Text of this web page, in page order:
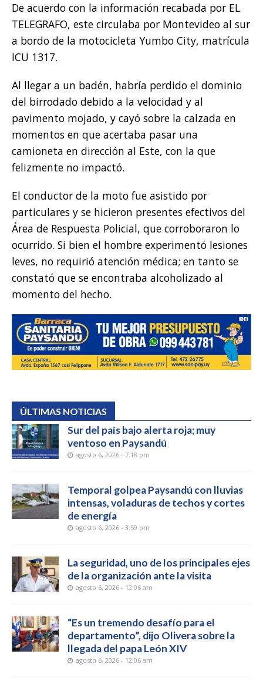
De acuerdo con la información recabada por EL
TELEGRAFO, este circulaba por Montevideo al sur
a bordo de la motocicleta Yumbo City, matrícula
ICU 1317.
Al llegar a un badén, habría perdido el dominio
del birrodado debido a la velocidad y al
pavimento mojado, y cayó sobre la calzada en
momentos en que acertaba pasar una
camioneta en dirección al Este, con la que
felizmente no impactó.
El conductor de la moto fue asistido por
particulares y se hicieron presentes efectivos del
Área de Respuesta Policial, que corroboraron lo
ocurrido. Si bien el hombre experimentó lesiones
leves, no requirió atención médica; en tanto se
constató que se encontraba alcoholizado al
momento del hecho.
ÚLTIMAS NOTICIAS
Sur del país bajo alerta roja; muy
ventoso en Paysandú
agosto 6, 2026 - 7:18 pm
Temporal golpea Paysandú con lluvias
intensas, voladuras de techos y cortes
de energía
agosto 6, 2026 - 3:59 pm
La seguridad, uno de los principales ejes
de la organización ante la visita
agosto 6, 2026 - 12:06 am
“Es un tremendo desafío para el
departamento”, dijo Olivera sobre la
llegada del papa León XIV
agosto 6, 2026 - 12:06 am